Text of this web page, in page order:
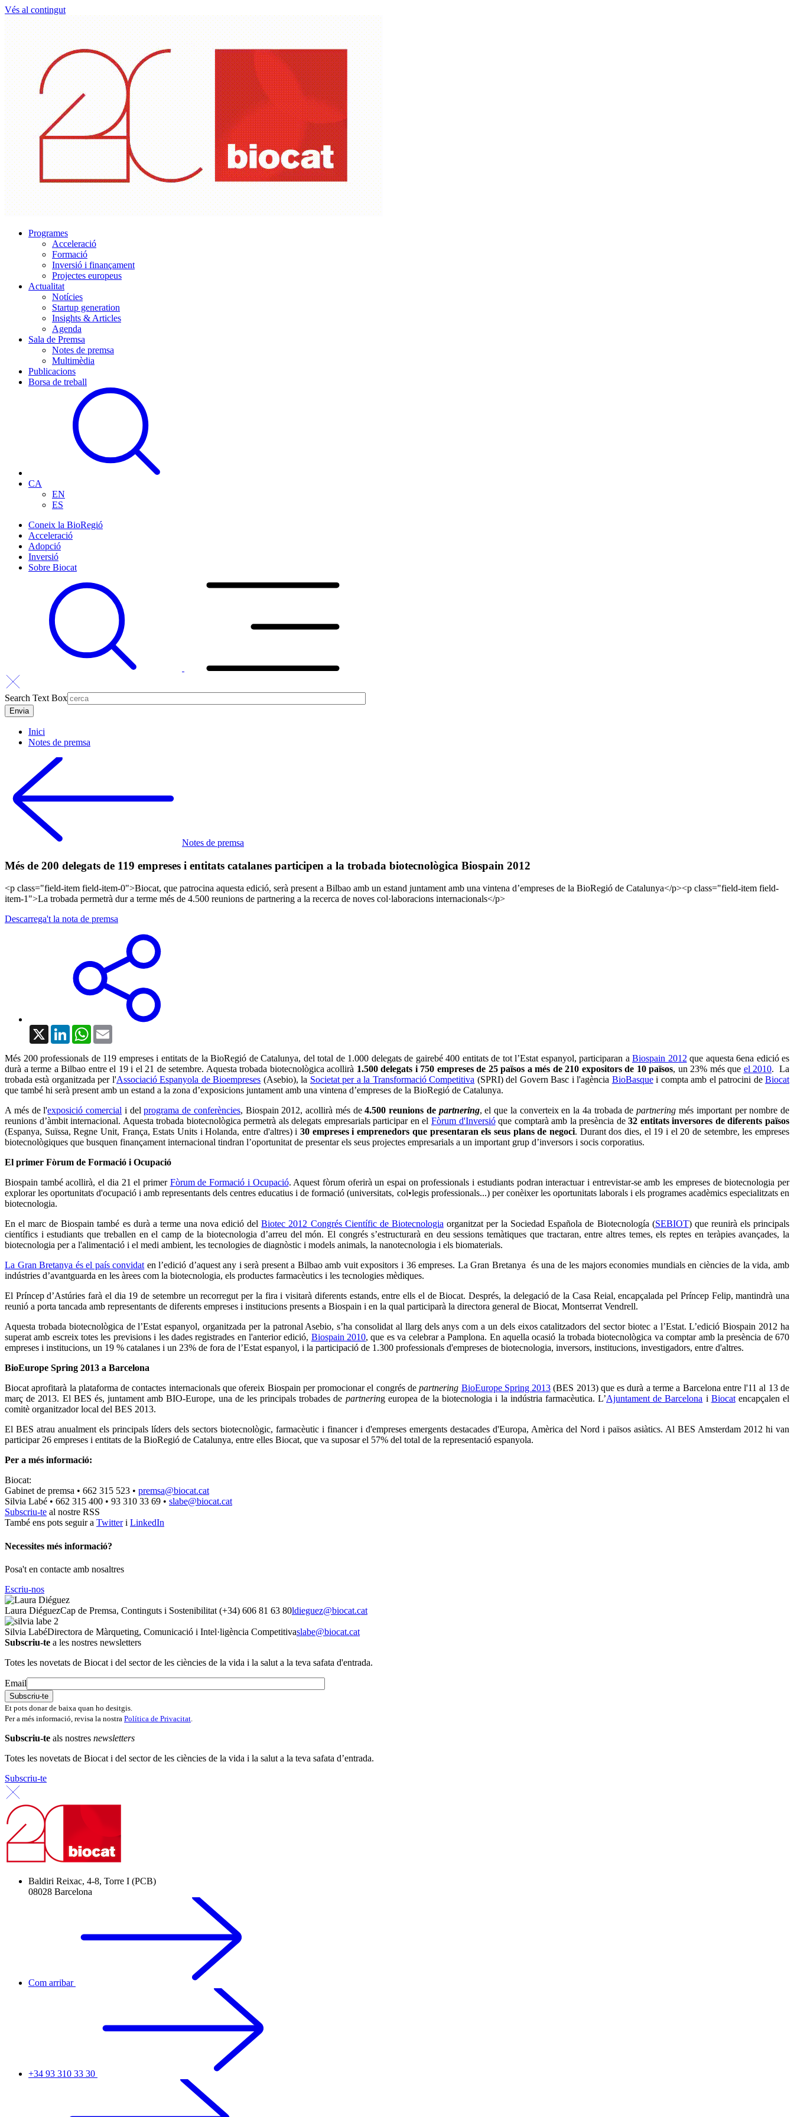
Vés al contingut
Programes
Acceleració
Formació
Inversió i finançament
Projectes europeus
Actualitat
Notícies
Startup generation
Insights & Articles
Agenda
Sala de Premsa
Notes de premsa
Multimèdia
Publicacions
Borsa de treball
CA
EN
ES
Coneix la BioRegió
Acceleració
Adopció
Inversió
Sobre Biocat
Search Text Box
Inici
Notes de premsa
Notes de premsa
Més de 200 delegats de 119 empreses i entitats catalanes participen a la trobada biotecnològica Biospain 2012
<p class="field-item field-item-0">Biocat, que patrocina aquesta edició, serà present a Bilbao amb un estand juntament amb una vintena d’empreses de la BioRegió de Catalunya</p><p class="field-item field-
item-1">La trobada permetrà dur a terme més de 4.500 reunions de partnering a la recerca de noves col·laboracions internacionals</p>
Descarrega't la nota de premsa
X LinkedInWhatsApp
Més 200 professionals de 119 empreses i entitats de la BioRegió de Catalunya, del total de 1.000 delegats de gairebé 400 entitats de tot l’Estat espanyol, participaran a Biospain 2012que aquesta 6ena edició es
durà a terme a Bilbao entre el 19 i el 21 de setembre. Aquesta trobada biotecnològica acollirà 1.500 delegats i 750 empreses de 25 països a més de 210 expositors de 10 països, un 23% més que el 2010. La
trobada està organitzada per l'Associació Espanyola de Bioempreses (Asebio), la Societat per a la Transformació Competitiva (SPRI) del Govern Basc i l'agència BioBasquei compta amb el patrocini deBiocat
que també hi serà present amb un estand a la zona d’exposicions juntament amb una vintena d’empreses de la BioRegió de Catalunya.
A més de l'exposició comercial i delprograma de conferències, Biospain 2012, acollirà més de4.500 reunions de partnering, el que la converteix en la 4a trobada departnering més important per nombre de
reunions d’àmbit internacional. Aquesta trobada biotecnològica permetrà als delegats empresarials participar en el Fòrum d'Inversióque comptarà amb la presència de32 entitats inversores de diferents països
(Espanya, Suïssa, Regne Unit, França, Estats Units i Holanda, entre d'altres) i30 empreses i emprenedors que presentaran els seus plans de negoci. Durant dos dies, el 19 i el 20 de setembre, les empreses
biotecnològiques que busquen finançament internacional tindran l’oportunitat de presentar els seus projectes empresarials a un important grup d’inversors i socis corporatius.
El primer Fòrum de Formació i Ocupació
Biospain també acollirà, el dia 21 el primer Fòrum de Formació i Ocupació. Aquest fòrum oferirà un espai on professionals i estudiants podran interactuar i entrevistar-se amb les empreses de biotecnologia per
explorar les oportunitats d'ocupació i amb representants dels centres educatius i de formació (universitats, col•legis professionals...) per conèixer les oportunitats laborals i els programes acadèmics especialitzats en
biotecnologia.
En el marc de Biospain també es durà a terme una nova edició delBiotec 2012 Congrés Científic de Biotecnologiaorganitzat per la Sociedad Española de Biotecnología (SEBIOT) que reunirà els principals
científics i estudiants que treballen en el camp de la biotecnologia d’arreu del món. El congrés s’estructurarà en deu sessions temàtiques que tractaran, entre altres temes, els reptes en teràpies avançades, la
biotecnologia per a l'alimentació i el medi ambient, les tecnologies de diagnòstic i models animals, la nanotecnologia i els biomaterials.
La Gran Bretanya és el país convidaten l’edició d’aquest any i serà present a Bilbao amb vuit expositors i 36 empreses. La Gran Bretanya és una de les majors economies mundials en ciències de la vida, amb
indústries d’avantguarda en les àrees com la biotecnologia, els productes farmacèutics i les tecnologies mèdiques.
El Príncep d’Astúries farà el dia 19 de setembre un recorregut per la fira i visitarà diferents estands, entre ells el de Biocat. Després, la delegació de la Casa Reial, encapçalada pel Príncep Felip, mantindrà una
reunió a porta tancada amb representants de diferents empreses i institucions presents a Biospain i en la qual participarà la directora general de Biocat, Montserrat Vendrell.
Aquesta trobada biotecnològica de l’Estat espanyol, organitzada per la patronal Asebio, s’ha consolidat al llarg dels anys com a un dels eixos catalitzadors del sector biotec a l’Estat. L’edició Biospain 2012 ha
superat amb escreix totes les previsions i les dades registrades en l'anterior edició, Biospain 2010, que es va celebrar a Pamplona. En aquella ocasió la trobada biotecnològica va comptar amb la presència de 670
empreses i institucions, un 19 % catalanes i un 23% de fora de l’Estat espanyol, i la participació de 1.300 professionals d'empreses de biotecnologia, inversors, institucions, investigadors, entre d'altres.
BioEurope Spring 2013 a Barcelona
Biocat aprofitarà la plataforma de contactes internacionals que ofereix Biospain per promocionar el congrés departnering BioEurope Spring 2013 (BES 2013) que es durà a terme a Barcelona entre l'11 al 13 de
març de 2013. El BES és, juntament amb BIO-Europe, una de les principals trobades de partnering europea de la biotecnologia i la indústria farmacèutica. L’Ajuntament de Barcelona i Biocatencapçalen el
comitè organitzador local del BES 2013.
El BES atrau anualment els principals líders dels sectors biotecnològic, farmacèutic i financer i d'empreses emergents destacades d'Europa, Amèrica del Nord i països asiàtics. Al BES Amsterdam 2012 hi van
participar 26 empreses i entitats de la BioRegió de Catalunya, entre elles Biocat, que va suposar el 57% del total de la representació espanyola.
Per a més informació:
Biocat:
Gabinet de premsa • 662 315 523 • premsa@biocat.cat
Silvia Labé • 662 315 400 • 93 310 33 69 • slabe@biocat.cat
Subscriu-te al nostre RSS
També ens pots seguir a Twitteri LinkedIn
Necessites més informació?
Posa't en contacte amb nosaltres
Escriu-nos
Laura DiéguezCap de Premsa, Continguts i Sostenibilitat (+34) 606 81 63 80ldieguez@biocat.cat
Silvia LabéDirectora de Màrqueting, Comunicació i Intel·ligència Competitivaslabe@biocat.cat
Subscriu-te a les nostres newsletters
Totes les novetats de Biocat i del sector de les ciències de la vida i la salut a la teva safata d'entrada.
Email
Et pots donar de baixa quan ho desitgis.
Per a més informació, revisa la nostra Política de Privacitat
Subscriu-te als nostres newsletters
Totes les novetats de Biocat i del sector de les ciències de la vida i la salut a la teva safata d’entrada.
Subscriu-te
Baldiri Reixac, 4-8, Torre I (PCB)
08028 Barcelona
Com arribar
+34 93 310 33 30